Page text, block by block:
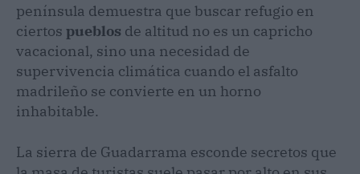
península demuestra que buscar refugio en
ciertos pueblos de altitud no es un capricho
vacacional, sino una necesidad de
supervivencia climática cuando el asfalto
madrileño se convierte en un horno
inhabitable.
La sierra de Guadarrama esconde secretos que